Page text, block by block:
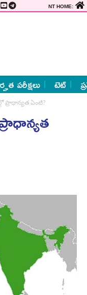
NT HOME:
పరీక్షలు టెట్
ప్రాధాన్యత ఏంటి?